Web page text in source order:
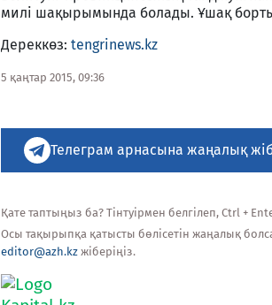
милі шақырымында болады. Ұшақ
Дереккөз: tengrinews.kz
5 қаңтар 2015, 09:36
Телеграм арнасына жаңалық
Қате таптыңыз ба? Тінтуірмен белгілеп, Ctrl +
Осы тақырыпқа қатысты бөлісетін жаңалық
editor@azh.kz жіберіңіз.